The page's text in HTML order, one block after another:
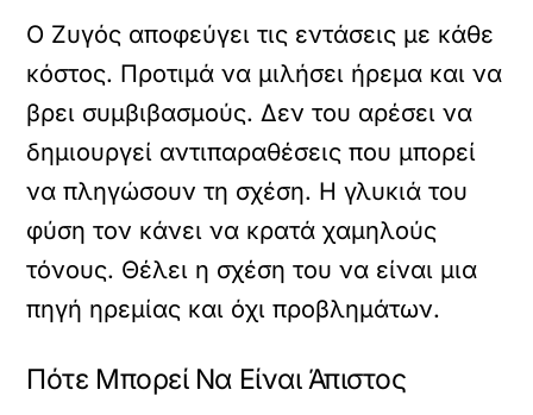
Ο Ζυγός αποφεύγει τις εντάσεις με κάθε
κόστος. Προτιμά να μιλήσει ήρεμα και να
βρει συμβιβασμούς. Δεν του αρέσει να
δημιουργεί αντιπαραθέσεις που μπορεί
να πληγώσουν τη σχέση. Η γλυκιά του
φύση τον κάνει να κρατά χαμηλούς
τόνους. Θέλει η σχέση του να είναι μια
πηγή ηρεμίας και όχι προβλημάτων.
Πότε Μπορεί Να Είναι Άπιστος